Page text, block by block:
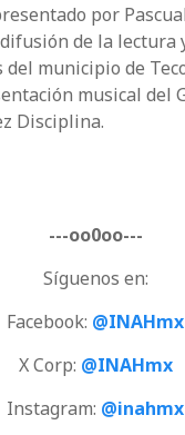
por
de la lectura
municipio de
musical del
Disciplina.
---oo0oo---
Síguenos en:
Facebook: @INAHmx
X Corp: @INAHmx
Instagram: @inahmx